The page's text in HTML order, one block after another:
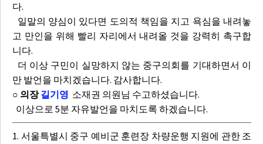
다.
일말의 양심이 있다면 도의적 책임을 지고 욕심을 내려놓
고 만인을 위해 빨리 자리에서 내려올 것을 강력히 촉구합
니다.
더 이상 구민이 실망하지 않는 중구의회를 기대하면서 이
만 발언을 마치겠습니다. 감사합니다.
○ 의장길기영 소재권 의원님 수고하셨습니다.
이상으로 5분 자유발언을 마치도록 하겠습니다.
1. 서울특별시 중구 예비군 훈련장 차량운행 지원에 관한 조